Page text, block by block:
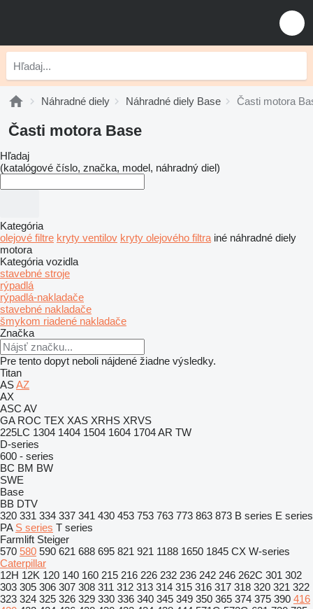
Náhradné diely Náhradné diely Base Časti motora
Časti motora Base
Hľadaj
(katalógové číslo, značka, model, náhradný diel)
Kategória
olejové filtre kryty ventilov kryty olejového filtra iné náhradné diely
motora
Kategória vozidla
stavebné stroje
rýpadlá
rýpadlá-nakladače
stavebné nakladače
šmykom riadené nakladače
Značka
Pre tento dopyt neboli nájdené žiadne výsledky.
Titan
ASAZ
AX
ASC AV
GA ROC TEX XAS XRHS XRVS
225LC 1304 1404 1504 1604 1704AR TW
D-series
600 - series
BC BM BW
SWE
Base
BB DTV
320 331 334 337 341 430 453 753 763 773 863 873 B series E series
PA S series T series
Farmlift Steiger
570 580 590 621 688 695 821 921 1188 1650 1845 CX W-series
Caterpillar
12H 12K 120 140 160 215 216 226 232 236 242 246 262C 301 302
303 305 306 307 308 311 312 313 314 315 316 317 318 320 321 322
323 324 325 326 329 330 336 340 345 349 350 365 374 375 390 416